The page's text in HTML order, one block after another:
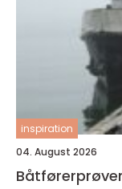
inspiration
04. August 2026